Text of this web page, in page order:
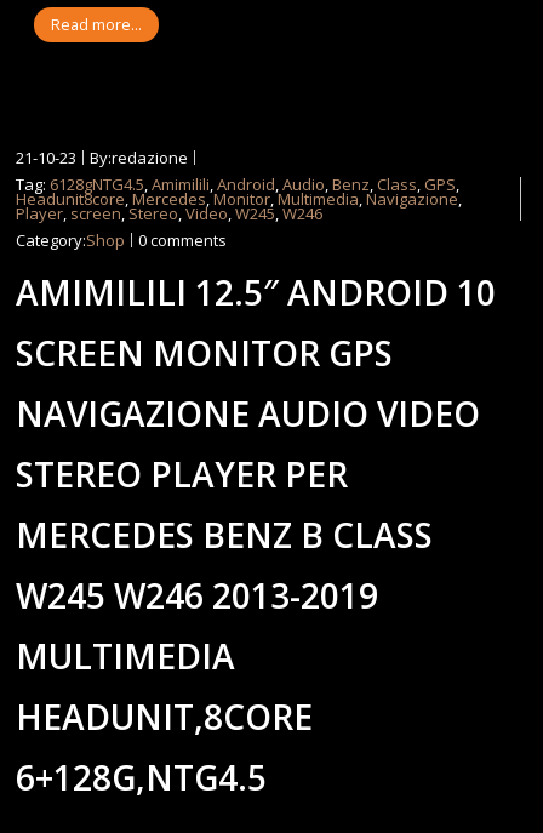
Read more...
21-10-23
By:redazione
Tag: 6128gNTG4.5 ,Amimilili ,Android ,Audio ,Benz Class GPS
Headunit8core ,Mercedes ,Monitor ,Multimedia ,Navigazione
Player screen ,Stereo ,Video ,W245 ,W246
Category:Shop 0 comments
AMIMILILI 12.5″ ANDROID 10
SCREEN MONITOR GPS
NAVIGAZIONE AUDIO VIDEO
STEREO PLAYER PER
MERCEDES BENZ B CLASS
W245 W246 2013-2019
MULTIMEDIA
HEADUNIT,8CORE
6+128G,NTG4.5